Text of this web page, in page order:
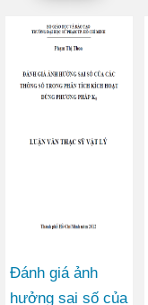
Đánh giá ảnh
hưởng sai số của